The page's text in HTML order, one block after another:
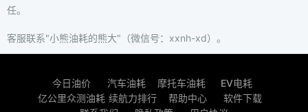
任。
客服联系"小熊油耗的熊大"（微信号：xxnh-xd）。
今日油价 汽车油耗 摩托车油耗
EV电耗
亿公里众测油耗 续航力排行 帮助中心
软件下载